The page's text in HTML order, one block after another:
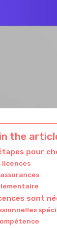
the
pour
licences
sont